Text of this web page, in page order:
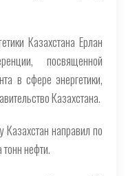
Казахстана Ерлан
посвященной
в сфере энергетики,
Казахстана.
направил по
нефти.